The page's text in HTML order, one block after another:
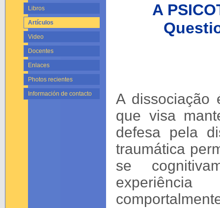
Libros
Artículos
Video
Docentes
Enlaces
Photos recientes
Información de contacto
A
A dissociação
que visa
defesa pela
traumática
se